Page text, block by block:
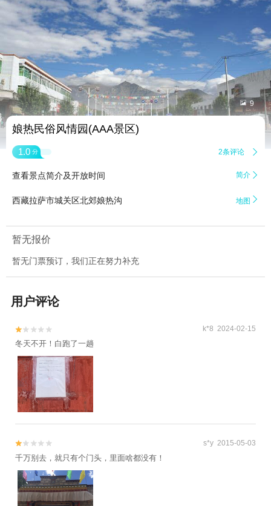
 9
娘热民俗风情园(AAA景区)
1.0 分 2条评论 
查看景点简介及开放时间 简介 
西藏拉萨市城关区北郊娘热沟 地图 
暂无报价
暂无门票预订，我们正在努力补充
用户评论

 k*8 2024-02-15
冬天不开！白跑了一趟

 s*y 2015-05-03
千万别去，就只有个门头，里面啥都没有！
